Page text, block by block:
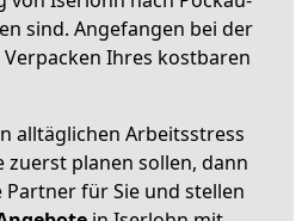
sind. Angefangen bei der
Ihres kostbaren
alltäglichen Arbeitsstress
zuerst planen sollen, dann
für Sie und stellen